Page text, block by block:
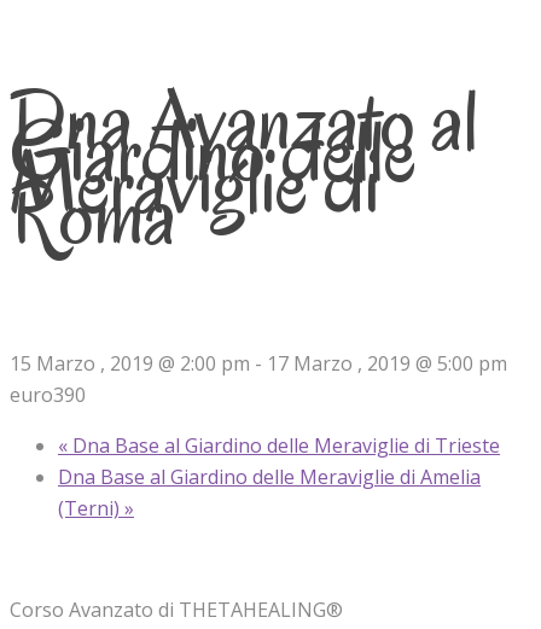
Dna Avanzato al
Giardino delle
Meraviglie di
Roma
15 Marzo , 2019 @ 2:00 pm - 17 Marzo , 2019 @ 5:00 pm
euro390
« Dna Base al Giardino delle Meraviglie di Trieste
Dna Base al Giardino delle Meraviglie di Amelia
(Terni) »
Corso Avanzato di THETAHEALING®